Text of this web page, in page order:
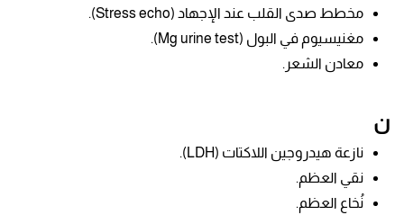
مخطط صدى القلب عند الإجهاد (Stress echo).
مغنيسيوم في البول (Mg urine test).
معادن الشعر.
ن
نازعة هيدروجين اللاكتات (LDH).
نقي العظم.
نُخاع العظم.